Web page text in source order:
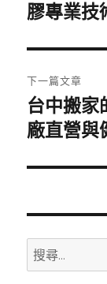
導
覽
一
文
章:
膠專業技
下一篇文章
下
一
文
台中搬家
廠直營與
搜
尋